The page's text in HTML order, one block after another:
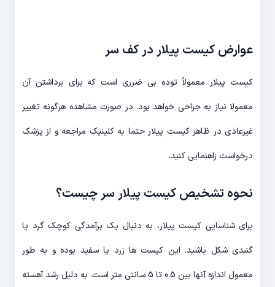
عوارض کیست پیلار در کف سر
کیست پیلار معمولاً توده بی ضرری است که برای برداشتن آن
معمولا نیاز به جراحی خواهد بود. در صورت مشاهده هرگونه تغییر
غیرعادی در ظاهر کیست پیلار حتما به کلینیک مراجعه و از پزشک
درخواست زاهنمایی کنید.
نحوه تشخیص کیست پیلار سر چیست؟
برای شناسایی کیست پیلار، به دنبال یک برآمدگی کوچک گرد یا
گنبدی شکل باشید. این کیست ها زرد یا سفید بوده و به طور
معمول اندازه آنها بین 0.5 تا 5 سانتی متر است. به دلیل رشد آهسته